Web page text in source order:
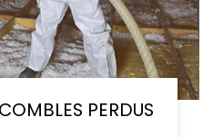
PERDUS